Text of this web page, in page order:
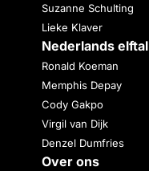
Suzanne Schulting
Lieke Klaver
Nederlands elftal
Ronald Koeman
Memphis Depay
Cody Gakpo
Virgil van Dijk
Denzel Dumfries
Over ons